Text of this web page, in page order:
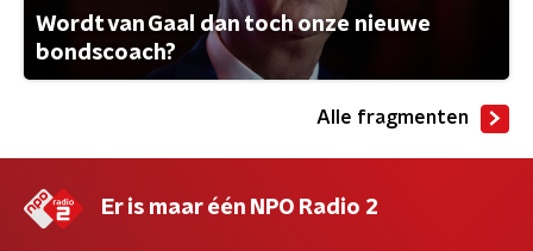
Wordt van Gaal dan toch onze nieuwe
bondscoach?
Alle fragmenten
Er is maar één NPO Radio 2